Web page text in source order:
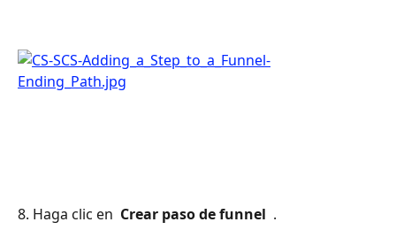
8. Haga clic en Crear paso de funnel .